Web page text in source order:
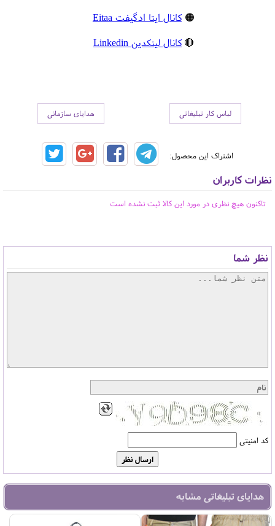
🟠کانال ایتا ادگیفت Eitaa
🔴 کانال لینکدین Linkedin
لباس کار تبلیغاتی هدایای سازمانی
اشتراک این محصول:
نظرات کاربران
تاکنون هیچ نظری در مورد این کالا ثبت نشده است
نظر شما
کد امنیتی
هدایای تبلیغاتی مشابه